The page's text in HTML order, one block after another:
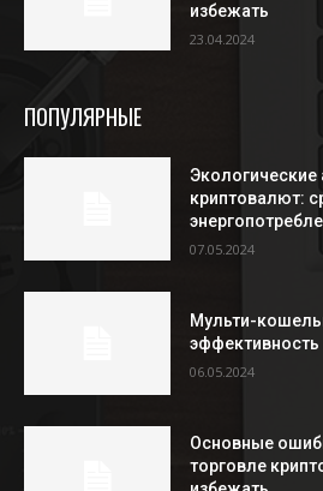
избежать
23.04.2024
ПОПУЛЯРНЫЕ
Экологические
криптовалют:
07.05.2024
Мульти-
06.05.2024
Основные
торговле